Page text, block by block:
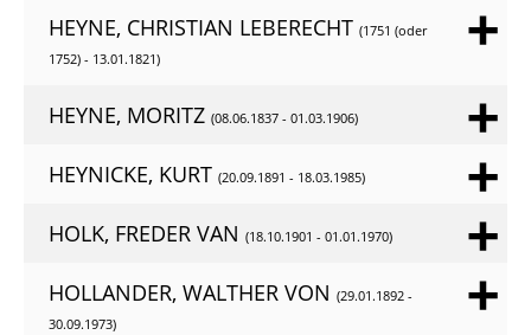
HEYNE, CHRISTIAN LEBERECHT (1751 (oder
1752) - 13.01.1821)
HEYNE, MORITZ (08.06.1837 - 01.03.1906)
HEYNICKE, KURT (20.09.1891 - 18.03.1985)
HOLK, FREDER VAN (18.10.1901 - 01.01.1970)
HOLLANDER, WALTHER VON (29.01.1892 -
30.09.1973)